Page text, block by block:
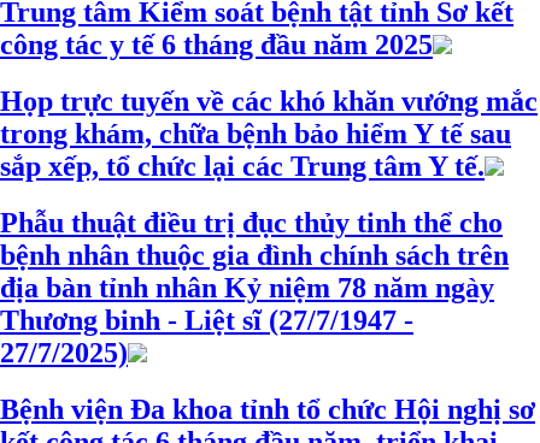
Trung tâm Kiểm soát bệnh tật tỉnh Sơ kết
công tác y tế 6 tháng đầu năm 2025
Họp trực tuyến về các khó khăn vướng mắc
trong khám, chữa bệnh bảo hiểm Y tế sau
sắp xếp, tổ chức lại các Trung tâm Y tế.
Phẫu thuật điều trị đục thủy tinh thể cho
bệnh nhân thuộc gia đình chính sách trên
địa bàn tỉnh nhân Kỷ niệm 78 năm ngày
Thương binh - Liệt sĩ (27/7/1947 -
27/7/2025)
Bệnh viện Đa khoa tỉnh tổ chức Hội nghị sơ